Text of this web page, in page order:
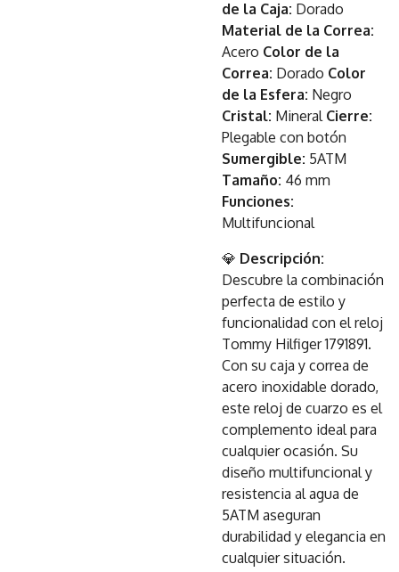
de la Caja: Dorado
Material de la Correa:
Acero Color de la
Correa: Dorado Color
de la Esfera: Negro
Cristal: Mineral Cierre:
Plegable con botón
Sumergible: 5ATM
Tamaño: 46 mm
Funciones:
Multifuncional
💎 Descripción:
Descubre la combinación
perfecta de estilo y
funcionalidad con el reloj
Tommy Hilfiger 1791891.
Con su caja y correa de
acero inoxidable dorado,
este reloj de cuarzo es el
complemento ideal para
cualquier ocasión. Su
diseño multifuncional y
resistencia al agua de
5ATM aseguran
durabilidad y elegancia en
cualquier situación.